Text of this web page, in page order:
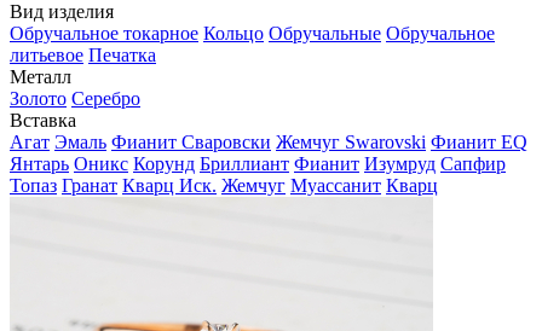
Вид изделия
Обручальное токарное Кольцо Обручальные Обручальное
литьевое Печатка
Металл
Золото Серебро
Вставка
Агат Эмаль Фианит Сваровски Жемчуг Swarovski Фианит EQ
Янтарь Оникс Корунд Бриллиант Фианит Изумруд Сапфир
Топаз Гранат Кварц Иск. Жемчуг Муассанит Кварц